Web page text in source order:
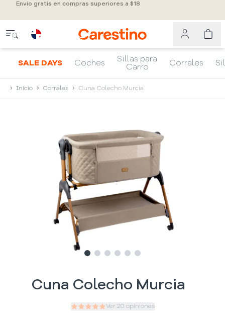
Envío gratis en compras superiores a $18
SALE DAYS Coches
Sillas para
Carro
Corrales
Inicio Corrales Cuna Colecho Murcia
Slide1
Slide2
Slide3
Slide4
SlideSlide
Cuna Colecho Murcia
Ver 20 opiniones